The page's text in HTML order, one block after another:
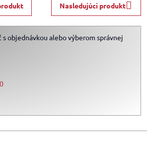
Nasledujúci produkt
objednávkou alebo výberom správnej